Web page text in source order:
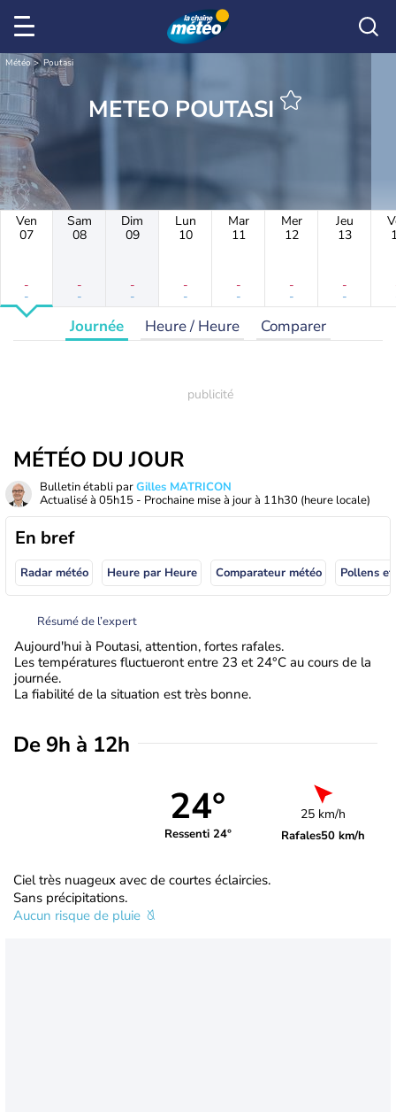
Météo Poutasi
METEO POUTASI
Ven
07
-
-
Sam
08
-
-
Dim
09
-
-
Lun
10
-
-
Mar
11
-
-
Mer
12
-
-
Jeu
13
-
-
Journée Heure / Heure Comparer
MÉTÉO DU JOUR
Bulletin établi parGilles MATRICON
Actualisé à 05h15 - Prochaine mise à jour à 11h30 (heure locale)
En bref
Radar météo Heure par Heure Comparateur météo Pollens
Résumé de l’expert
Aujourd'hui à Poutasi, attention, fortes rafales.
Les températures fluctueront entre 23 et 24°C au cours de la
journée.
La fiabilité de la situation est très bonne.
De 9h à 12h
24°
Ressenti 24°
25 km/h
Rafales50 km/h
Ciel très nuageux avec de courtes éclaircies.
Sans précipitations.
Aucun risque de pluie